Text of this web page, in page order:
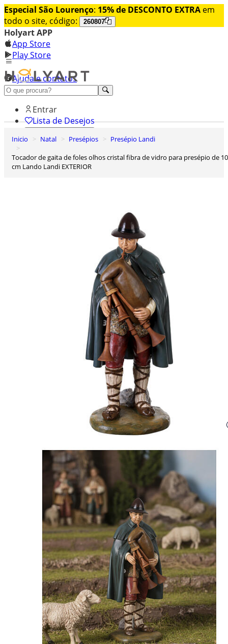
Especial São Lourenço: 15% de DESCONTO EXTRA em
todo o site, código:
260807
Holyart APP
App Store
Play Store
Ajuda e contatos
Conheça premium
Entrar
Lista de Desejos
Inicio Natal Presépios
Presépio Landi
Tocador de gaita de foles olhos cristal fibra de vidro para presépio de 100
cm Lando Landi EXTERIOR